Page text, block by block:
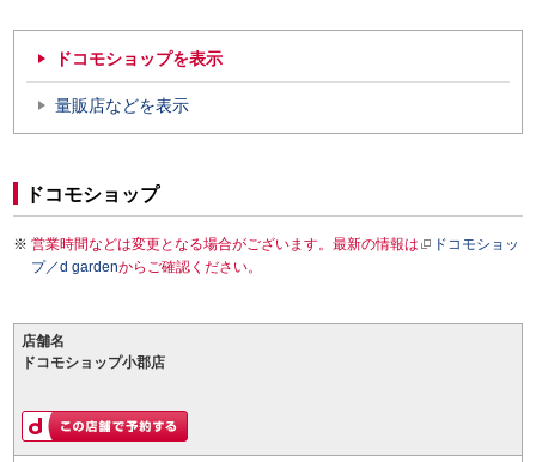
ドコモショップを表示
量販店などを表示
ドコモショップ
営業時間などは変更となる場合がございます。最新の情報は
ドコモショッ
プ／d gardenからご確認ください。
店舗名
ドコモショップ小郡店